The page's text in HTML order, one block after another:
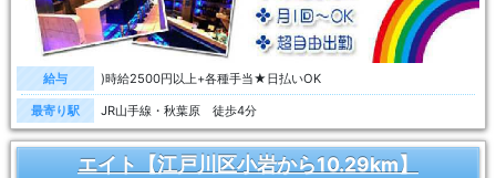
給与 )時給2500円以上+各種手当★日払いOK
最寄り駅 JR山手線・秋葉原 徒歩4分
エイト【江戸川区小岩から10.29km】